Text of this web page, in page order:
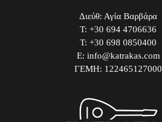
Διεύθ: Αγία Βαρβάρα
Τ: +30 694 4706636
Τ: +30 698 0850400
E: info@katrakas.com
ΓΕΜΗ: 122465127000